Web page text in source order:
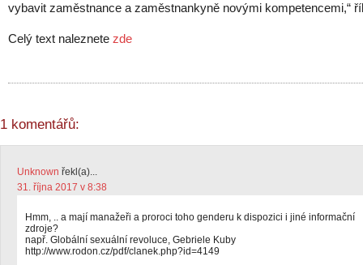
vybavit zaměstnance a zaměstnankyně novými kompetencemi,“
Celý text naleznete zde
1 komentářů:
Unknown řekl(a)...
31. října 2017 v 8:38
Hmm, .. a mají manažeři a proroci toho genderu k dispozici i jiné informační
zdroje?
např. Globální sexuální revoluce, Gebriele Kuby
http://www.rodon.cz/pdf/clanek.php?id=4149